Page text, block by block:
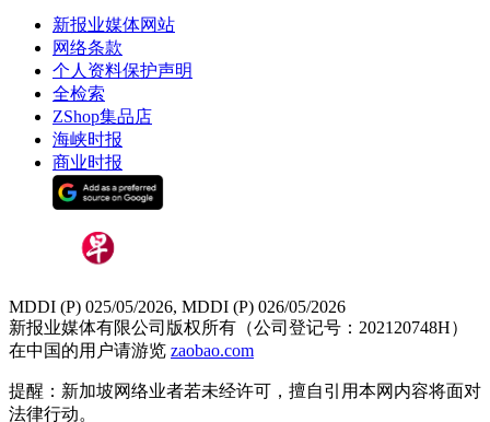
新报业媒体网站
网络条款
个人资料保护声明
全检索
ZShop集品店
海峡时报
商业时报
MDDI (P) 025/05/2026, MDDI (P) 026/05/2026
新报业媒体有限公司版权所有（公司登记号：202120748H）
在中国的用户请游览 zaobao.com
提醒：新加坡网络业者若未经许可，擅自引用本网内容将面对
法律行动。